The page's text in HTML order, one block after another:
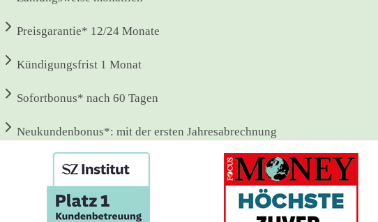
Preisgarantie* 12/24 Monate
Kündigungsfrist 1 Monat
Sofortbonus* nach 60 Tagen
Neukundenbonus*: mit der ersten Jahresabrechnung